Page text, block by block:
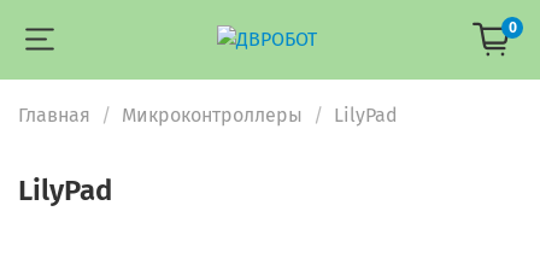
0
Главная Микроконтроллеры LilyPad
LilyPad